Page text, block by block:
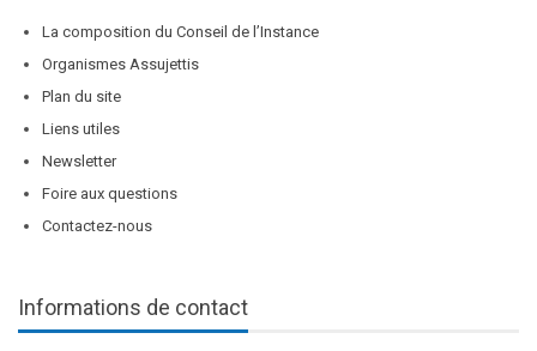
La composition du Conseil de l’Instance
Organismes Assujettis
Plan du site
Liens utiles
Newsletter
Foire aux questions
Contactez-nous
Informations de contact